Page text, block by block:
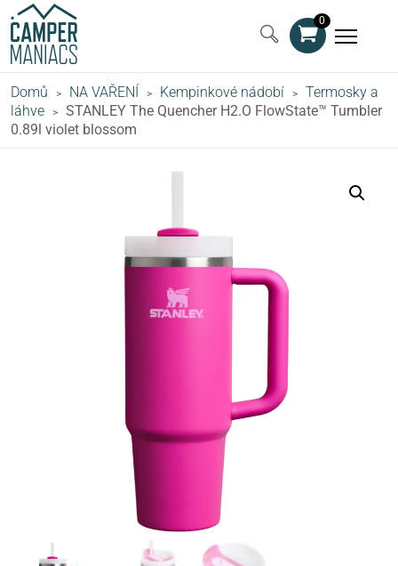
0
Domů > NA VAŘENÍ > Kempinkové nádobí >
Termosky a
láhve
>
STANLEY The Quencher H2.O FlowState™ Tumbler
0.89l violet blossom